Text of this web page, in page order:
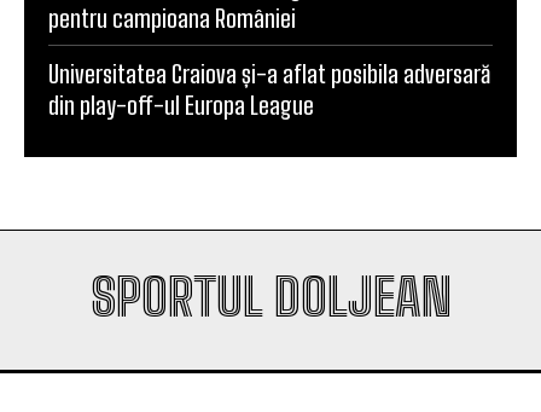
Scenariul – Conference League. Adversar facil
pentru campioana României
SPORTUL DOLJEAN